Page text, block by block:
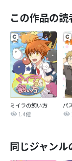
この作品の
ミイラの飼い方
1.4億
パ
同じジャン